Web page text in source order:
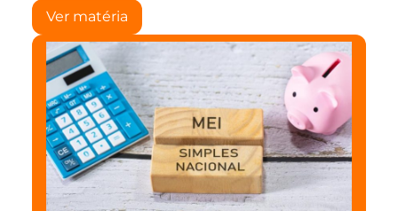
Ver matéria